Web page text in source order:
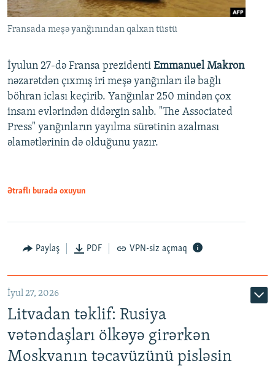
Fransada meşə yanğınından qalxan tüstü
İyulun 27-də Fransa prezidenti Emmanuel Makron
nəzarətdən çıxmış iri meşə yanğınları ilə bağlı
böhran iclası keçirib. Yanğınlar 250 mindən çox
insanı evlərindən didərgin salıb. "The Associated
Press" yanğınların yayılma sürətinin azalması
əlamətlərinin də olduğunu yazır.
Ətraflı burada oxuyun
Paylaş PDF VPN-siz açmaq
İyul 27, 2026
Litvadan təklif: Rusiya
vətəndaşları ölkəyə girərkən
Moskvanın təcavüzünü pisləsin